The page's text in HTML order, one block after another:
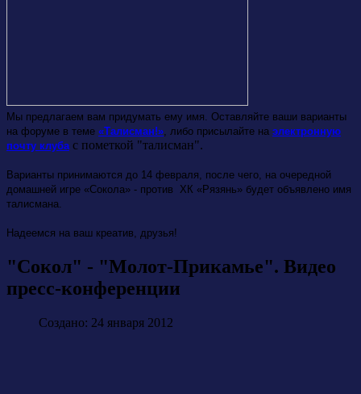
Мы предлагаем вам придумать ему имя. Оставляйте ваши варианты
на форуме в теме «Талисман!», либо присылайте на электронную
почту клуба с пометкой "талисман".
Варианты принимаются до 14 февраля, после чего, на очередной
домашней игре «Сокола» - против ХК «Рязянь» будет объявлено имя
талисмана.
Надеемся на ваш креатив, друзья!
"Сокол" - "Молот-Прикамье". Видео
пресс-конференции
Создано: 24 января 2012